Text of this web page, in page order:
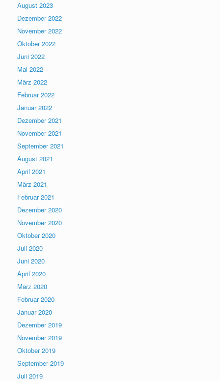
August 2023
Dezember 2022
November 2022
Oktober 2022
Juni 2022
Mai 2022
März 2022
Februar 2022
Januar 2022
Dezember 2021
November 2021
September 2021
August 2021
April 2021
März 2021
Februar 2021
Dezember 2020
November 2020
Oktober 2020
Juli 2020
Juni 2020
April 2020
März 2020
Februar 2020
Januar 2020
Dezember 2019
November 2019
Oktober 2019
September 2019
Juli 2019